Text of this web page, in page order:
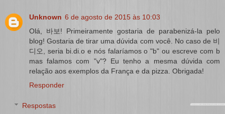
Unknown 6 de agosto de 2015 às 10:03
Olá, 바보! Primeiramente gostaria de parabenizá-la pelo
blog! Gostaria de tirar uma dúvida com você. No caso de 비
디오, seria bi.di.o e nós falaríamos o "b" ou escreve com b
mas falamos com "v"? Eu tenho a mesma dúvida com
relação aos exemplos da França e da pizza. Obrigada!
Responder
Respostas